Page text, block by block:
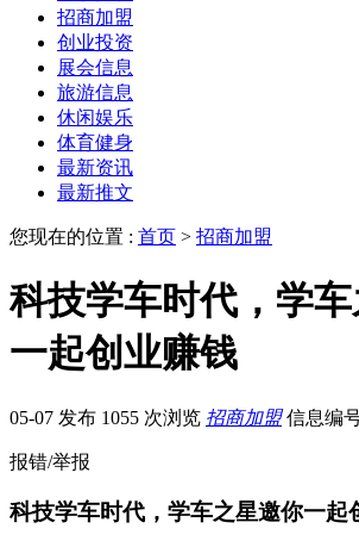
招商加盟
创业投资
展会信息
旅游信息
休闲娱乐
体育健身
最新资讯
最新推文
您现在的位置 : 首页 > 招商加盟
科技学车时代，学
一起创业赚钱
05-07 发布 1055 次浏览 招商加盟 信息编
报错/举报
科技学车时代，学车之星邀你一起